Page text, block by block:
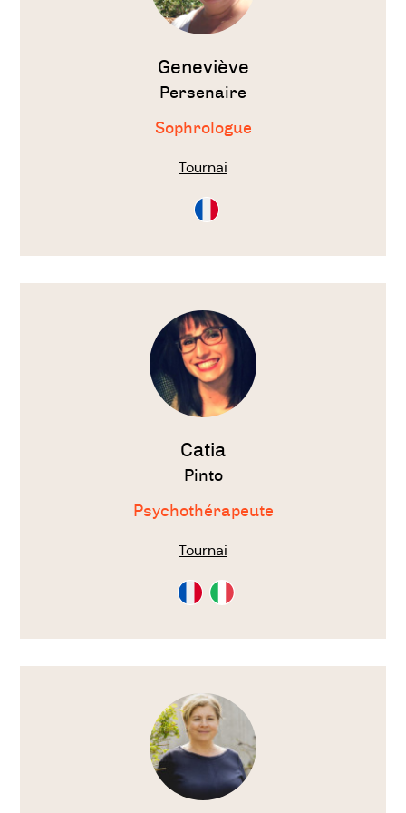
Geneviève
Persenaire
Sophrologue
Tournai
Consultation
en
Voir
Catia
Pinto
Psychothérapeute
Tournai
Consultation
en
Consultation
en
Voir